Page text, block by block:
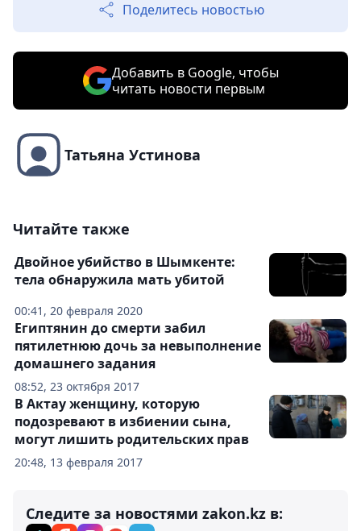
Поделитесь новостью
Добавить в Google, чтобы
читать новости первым
Татьяна Устинова
Читайте также
00:41, 20 февраля 2020
Двойное убийство в Шымкенте:
тела обнаружила мать убитой
08:52, 23 октября 2017
Египтянин до смерти забил
пятилетнюю дочь за невыполнение
домашнего задания
20:48, 13 февраля 2017
В Актау женщину, которую
подозревают в избиении сына,
могут лишить родительских прав
Следите за новостями zakon.kz в: